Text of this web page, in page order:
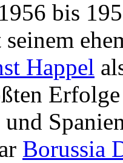
bis
seinem
Happel
Borussia